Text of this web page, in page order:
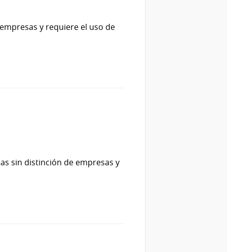
y requiere el uso de
sin distinción de empresas y